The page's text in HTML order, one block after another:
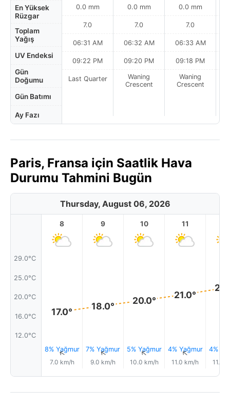
En Yüksek
Rüzgar
Toplam
Yağış
UV Endeksi
Gün
Doğumu
Gün Batımı
Ay Fazı
0.0 mm
7.0
06:31 AM
09:22 PM
Last Quarter
0.0 mm
7.0
06:32 AM
09:20 PM
Waning
Crescent
0.0 mm
7.0
06:33 AM
09:18 PM
Waning
Crescent
Paris, Fransa için Saatlik Hava
Durumu Tahmini Bugün
Thursday, August 06, 2026
29.0°C
25.0°C
20.0°C
16.0°C
12.0°C
8
17.0°
8% Yağmur
↑
7.0 km/h
9
18.0°
7% Yağmur
↑
9.0 km/h
10
20.0°
5% Yağmur
↑
10.0 km/h
11
21.0°
4% Yağmur
↑
11.0 km/h
4%
11.0